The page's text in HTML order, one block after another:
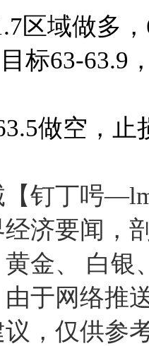
区域做多
标63-63.9
做空，止
钉丁呺
济要闻，
金、 白银
于网络推
，仅供参